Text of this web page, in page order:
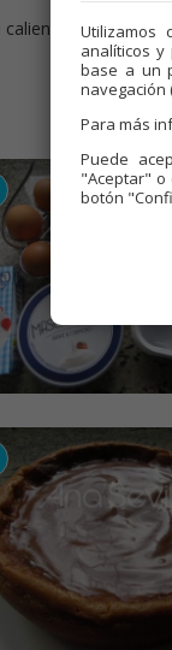
está muy
Utilizamos
analíticos
base a un
navegación
Para más
Puede
"Aceptar" o
botón